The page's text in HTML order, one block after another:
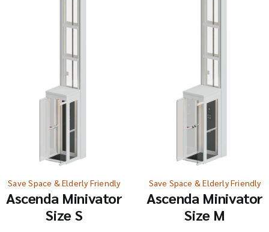
Save Space & Elderly Friendly
Ascenda Minivator
Size S
Save Space & Elderly Friendly
Ascenda Minivator
Size M